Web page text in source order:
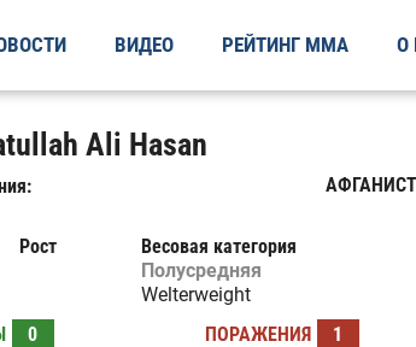
ВИДЕО РЕЙТИНГ ММА О
Ali Hasan
Рост
Весовая категория
Полусредняя
Welterweight
0 ПОРАЖЕНИЯ 1